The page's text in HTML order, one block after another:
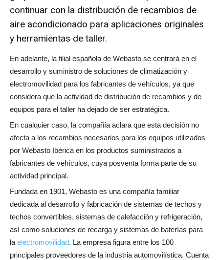
continuar con la distribución de recambios de
aire acondicionado para aplicaciones originales
y herramientas de taller.
En adelante, la filial española de Webasto se centrará en el
desarrollo y suministro de soluciones de climatización y
electromovilidad para los fabricantes de vehículos, ya que
considera que la actividad de distribución de recambios y de
equipos para el taller ha dejado de ser estratégica.
En cualquier caso, la compañía aclara que esta decisión no
afecta a los recambios necesarios para los equipos utilizados
por Webasto Ibérica en los productos suministrados a
fabricantes de vehículos, cuya posventa forma parte de su
actividad principal.
Fundada en 1901, Webasto es una compañía familiar
dedicada al desarrollo y fabricación de sistemas de techos y
techos convertibles, sistemas de calefacción y refrigeración,
así como soluciones de recarga y sistemas de baterías para
la electromovilidad. La empresa figura entre los 100
principales proveedores de la industria automovilística. Cuenta